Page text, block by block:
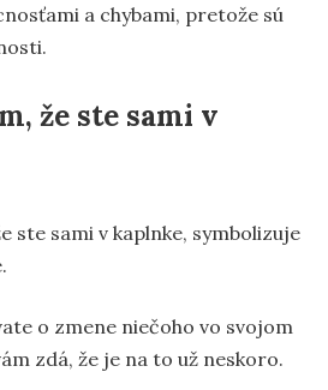
a chybami, pretože sú
že ste sami v
ste sami v kaplnke, symbolizuje
o zmene niečoho vo svojom
zdá, že je na to už neskoro.